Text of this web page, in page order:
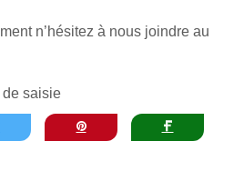
n’hésitez à nous joindre au
de saisie